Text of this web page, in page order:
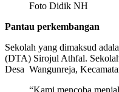
Foto Didik NH
Pantau perkembangan
Sekolah yang dimaksud
(DTA) Sirojul Athfal.
Desa Wangunreja,